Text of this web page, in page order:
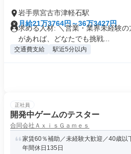
岩手県宮古市津軽石駅
月給21万3764円～36万3427円
求める人材: ＼営業・業界未経験
があれば、どなたでも挑戦...
交通費支給 駅近5分以内
正社員
開発中ゲームのテスター
合同会社ＡｘｉｓＧａｍｅｓ
家賃60％補助／未経験大歓迎／40歳以
年間休日135日